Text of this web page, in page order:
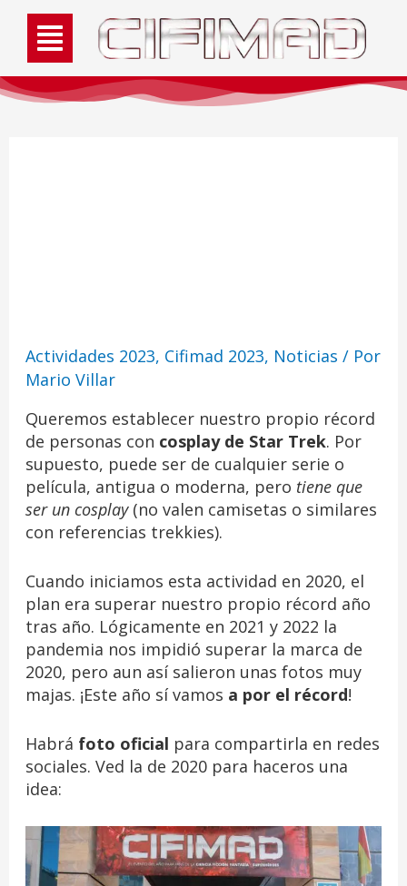
Actividades 2023, Cifimad 2023, Noticias / Por
Mario Villar
Queremos establecer nuestro propio récord
de personas con cosplay de Star Trek. Por
supuesto, puede ser de cualquier serie o
película, antigua o moderna, pero tiene que
ser un cosplay(no valen camisetas o similares
con referencias trekkies).
Cuando iniciamos esta actividad en 2020, el
plan era superar nuestro propio récord año
tras año. Lógicamente en 2021 y 2022 la
pandemia nos impidió superar la marca de
2020, pero aun así salieron unas fotos muy
majas. ¡Este año sí vamos a por el récord!
Habrá foto oficial para compartirla en redes
sociales. Ved la de 2020 para haceros una
idea: